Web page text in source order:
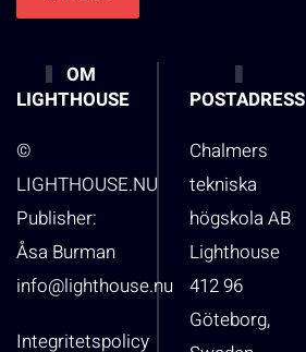
OM
LIGHTHOUSE
©
LIGHTHOUSE.NU
Publisher:
Åsa Burman
info@lighthouse.nu
Integritetspolicy
POSTADRESS
Chalmers
tekniska
högskola AB
Lighthouse
412 96
Göteborg,